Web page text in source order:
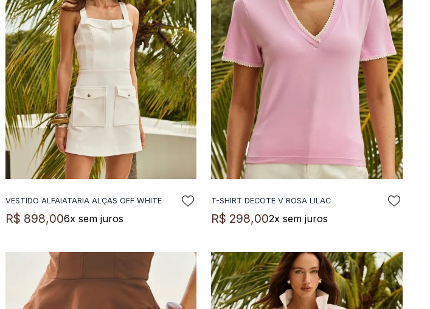
ADICIONAR A SACOLA
VESTIDO ALFAIATARIA ALÇAS OFF WHITE
R$ 898,006x sem juros
ADICIONAR A SACOLA
T-SHIRT DECOTE V ROSA LILAC
R$ 298,002x sem juros